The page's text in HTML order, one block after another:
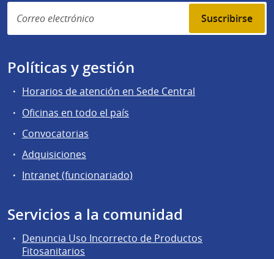
Suscribirse
Políticas y gestión
Horarios de atención en Sede Central
Oficinas en todo el país
Convocatorias
Adquisiciones
Intranet (funcionariado)
Servicios a la comunidad
Denuncia Uso Incorrecto de Productos
Fitosanitarios